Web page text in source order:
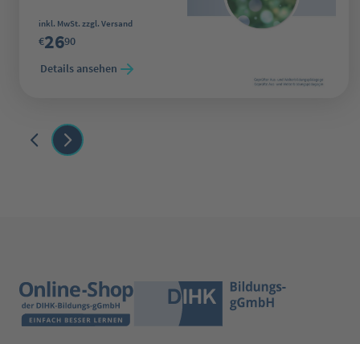
Regulärer Preis:
inkl. MwSt. zzgl. Versand
€2690
Details ansehen